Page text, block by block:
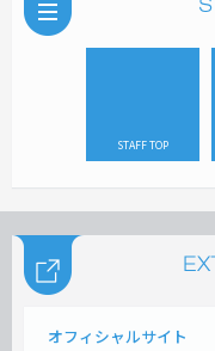
STAFF TOP
オフィシャルサイト